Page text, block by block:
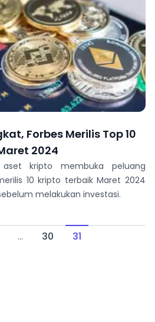
Forbes Merilis Top 10
2024
aset kripto membuka peluang
10 kripto terbaik Maret 2024
melakukan investasi.
... 30 31